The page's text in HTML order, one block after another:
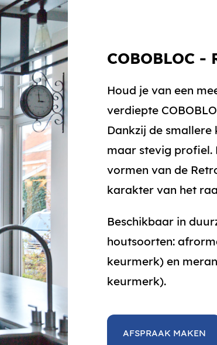
COBOBLOC -
Houd je van een
verdiepte
Dankzij de
maar stevig profiel.
vormen van de
karakter van het
Beschikbaar in
houtsoorten:
keurmerk) en
keurmerk).
AFSPRAAK MAKEN